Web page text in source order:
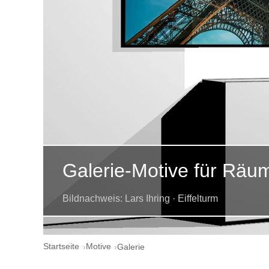
Galerie-Motive für
Bildnachweis: Lars Ihring · Eiffelturm
Startseite Motive Galerie